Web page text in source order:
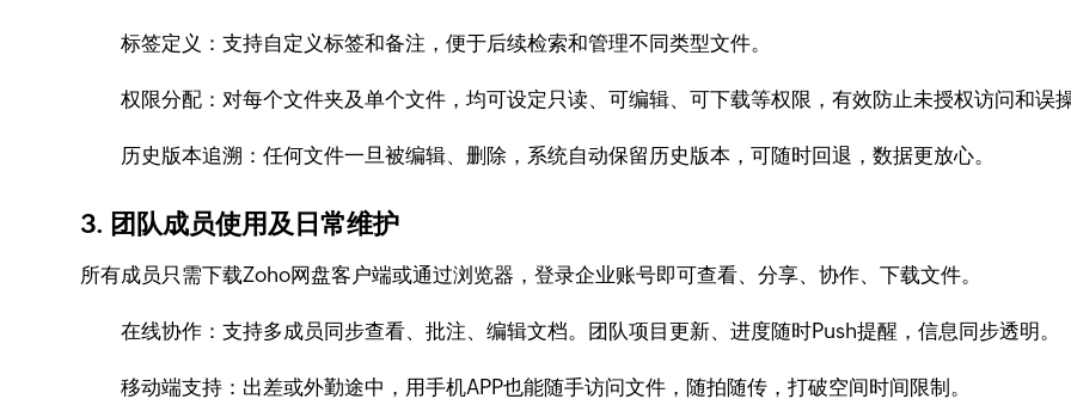
标签定义：支持自定义标签和备注，便于后续检索和管理不同类型文件。
权限分配：对每个文件夹及单个文件，均可设定只读、可编辑、可下载等权限，有效防止未授权访问和误
历史版本追溯：任何文件一旦被编辑、删除，系统自动保留历史版本，可随时回退，数据更放心。
3. 团队成员使用及日常维护
所有成员只需下载Zoho网盘客户端或通过浏览器，登录企业账号即可查看、分享、协作、下载文件。
在线协作：支持多成员同步查看、批注、编辑文档。团队项目更新、进度随时Push提醒，信息同步透明。
移动端支持：出差或外勤途中，用手机APP也能随手访问文件，随拍随传，打破空间时间限制。